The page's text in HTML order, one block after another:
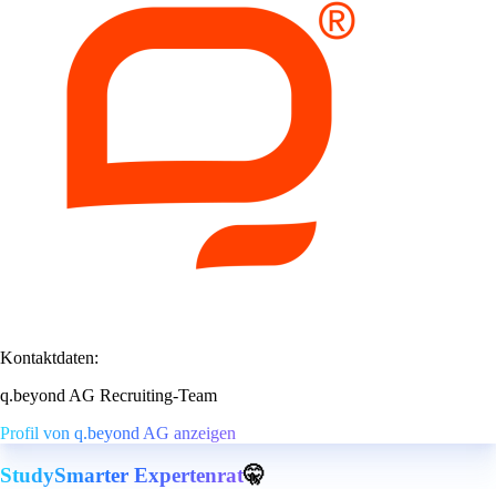
Kontaktdaten:
q.beyond AG Recruiting-Team
Profil von q.beyond AG anzeigen
StudySmarter Expertenrat🤫